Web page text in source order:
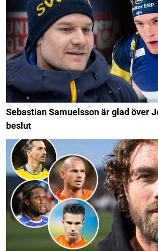
Sebastian Samuelsson är glad över
beslut